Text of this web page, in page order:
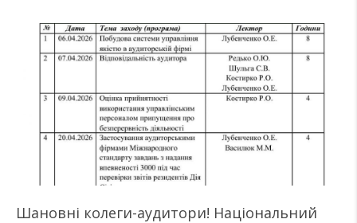
Шановні колеги-аудитори! Національний